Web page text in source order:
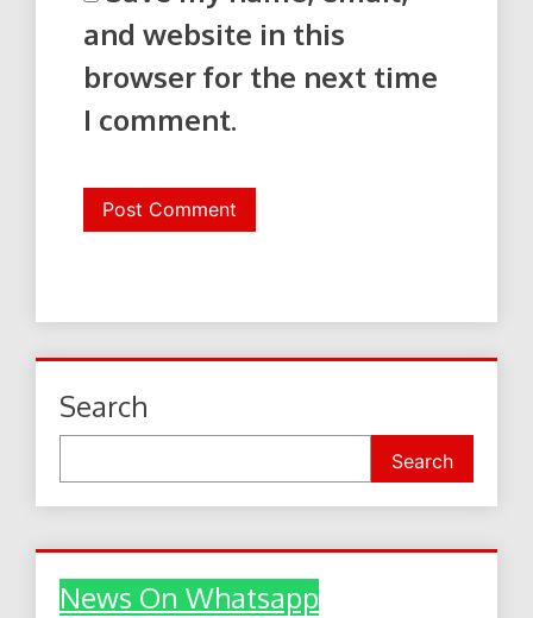
and website in this
browser for the next time
I comment.
Search
Search
News On Whatsapp